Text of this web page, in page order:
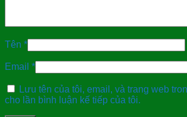
Tên *
Email *
Lưu tên của tôi, email, và trang web
cho lần bình luận kế tiếp của tôi.